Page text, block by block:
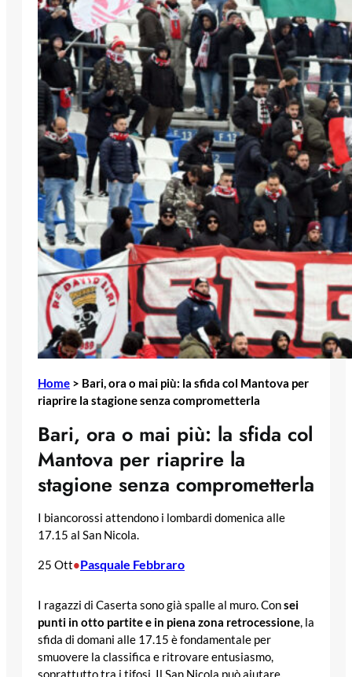
Home > Bari, ora o mai più: la sfida col Mantova per
riaprire la stagione senza comprometterla
Bari, ora o mai più: la sfida col
Mantova per riaprire la
stagione senza comprometterla
I biancorossi attendono i lombardi domenica alle
17.15 al San Nicola.
25 Ott•Pasquale Febbraro
I ragazzi di Caserta sono già spalle al muro. Consei
punti in otto partite e in piena zona retrocessione, la
sfida di domani alle 17.15 è fondamentale per
smuovere la classifica e ritrovare entusiasmo,
soprattutto tra i tifosi. Il San Nicola può aiutare,